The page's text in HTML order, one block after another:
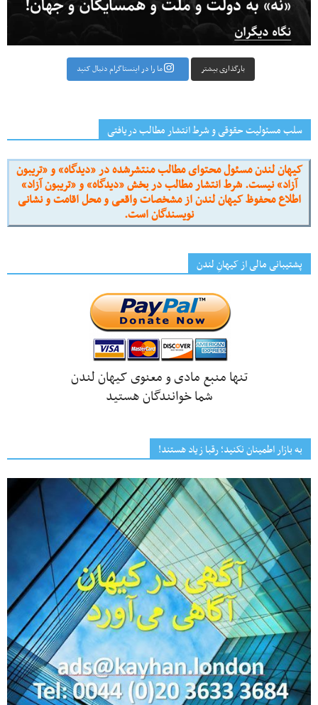
بارگذاری بیشتر ما را در اینستاگرام دنبال کنید
سلب مسئولیت حقوقی و شرط انتشار مطالب دریافتی
کیهان لندن مسئول محتوای مطالب منتشرشده در «دیدگاه» و «تریبون
آزاد» نیست. شرط انتشار مطالب در بخش «دیدگاه» و «تریبون آزاد»
اطلاع محفوظ کیهان لندن از مشخصات واقعی و محل اقامت و نشانی
نویسندگان است.
پشتیبانی مالی از کیهانِ لندن
تنها منبع مادی و معنوی کیهان لندن
شما خوانندگان هستید
به بازار اطمینان نکنید؛ رقبا زیاد هستند!